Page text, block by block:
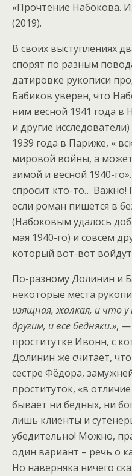
«Прочтение Набокова.
(2019).
В своих выступлениях
спорят по разным
датировке рукописи
Бабиков уверен, что
ним весной 1941 года
и другие
1939 года в Париже, «
мировой войны, а
зимой и весной 1940-
спросит кто-то… Важно!
если роман пишется в
(Набоковым удалось
мая 1940-го) и совсем
который вот-вот
По-разному Долинин и
некоторые места
изящная, жалкая, и что
другим, и все бедняки.», —
проститутке Ивонн, с
Долинин же считает,
сестре Фёдора,
проституток, «в
бывает ни бедных, ни
лишь клиенты и
убедительно! Можно,
один вариант – речь о
Но наверняка ничего